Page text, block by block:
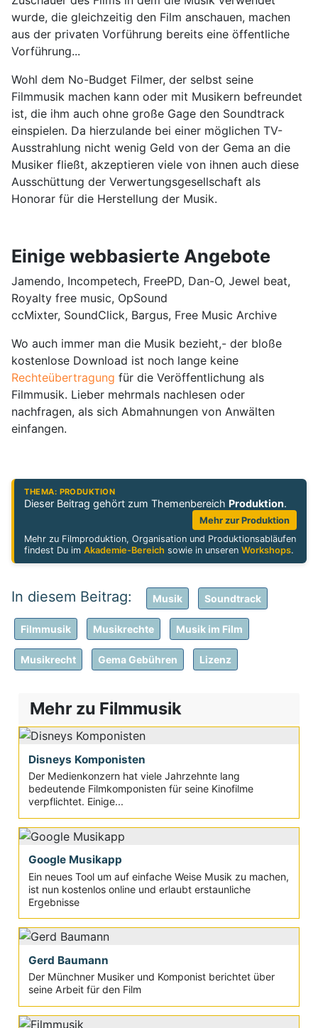
wurde, die gleichzeitig den Film anschauen, machen
aus der privaten Vorführung bereits eine öffentliche
Vorführung...
Wohl dem No-Budget Filmer, der selbst seine
Filmmusik machen kann oder mit Musikern befreundet
ist, die ihm auch ohne große Gage den Soundtrack
einspielen. Da hierzulande bei einer möglichen TV-
Ausstrahlung nicht wenig Geld von der Gema an die
Musiker fließt, akzeptieren viele von ihnen auch diese
Ausschüttung der Verwertungsgesellschaft als
Honorar für die Herstellung der Musik.
Einige webbasierte Angebote
Jamendo, Incompetech, FreePD, Dan-O, Jewel beat,
Royalty free music, OpSound
ccMixter, SoundClick, Bargus, Free Music Archive
Wo auch immer man die Musik bezieht,- der bloße
kostenlose Download ist noch lange keine
Rechteübertragung für die Veröffentlichung als
Filmmusik. Lieber mehrmals nachlesen oder
nachfragen, als sich Abmahnungen von Anwälten
einfangen.
THEMA: PRODUKTION
Dieser Beitrag gehört zum Themenbereich Produktion.
Mehr zur Produktion
Mehr zu Filmproduktion, Organisation und Produktionsabläufen
findest Du imAkademie-Bereich sowie in unserenWorkshops.
Musik Soundtrack
Filmmusik Musikrechte Musik im Film
Musikrecht Gema Gebühren Lizenz
Mehr zu Filmmusik
Disneys Komponisten
Der Medienkonzern hat viele Jahrzehnte lang
bedeutende Filmkomponisten für seine Kinofilme
verpflichtet. Einige...
Google Musikapp
Ein neues Tool um auf einfache Weise Musik zu machen,
ist nun kostenlos online und erlaubt erstaunliche
Ergebnisse
Gerd Baumann
Der Münchner Musiker und Komponist berichtet über
seine Arbeit für den Film